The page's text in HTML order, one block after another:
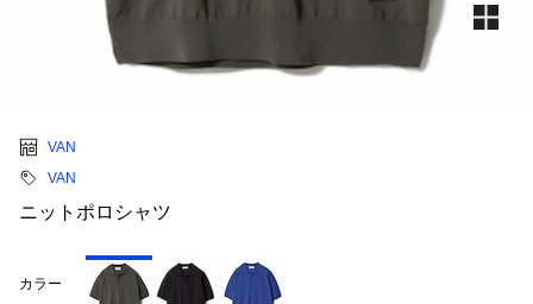
VAN
VAN
ニットポロシャツ
カラー